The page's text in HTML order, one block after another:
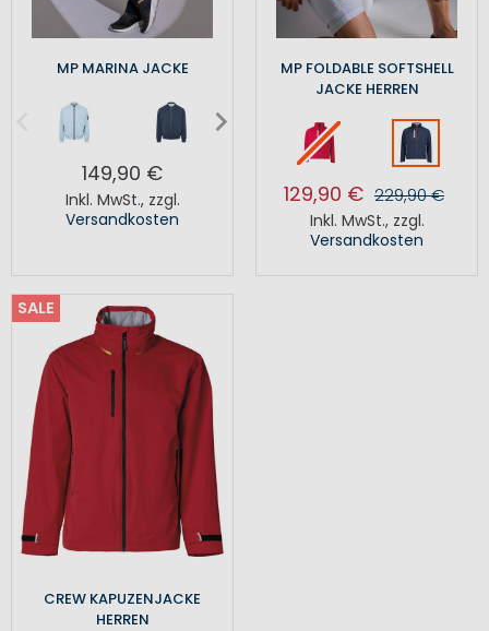
MP MARINA JACKE
149,90 €
Inkl. MwSt., zzgl.
Versandkosten
MP FOLDABLE SOFTSHELL
JACKE HERREN
129,90 € 229,90 €
Inkl. MwSt., zzgl.
Versandkosten
SALE
CREW KAPUZENJACKE
HERREN